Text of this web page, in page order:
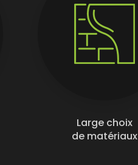
Large choix
de matériaux